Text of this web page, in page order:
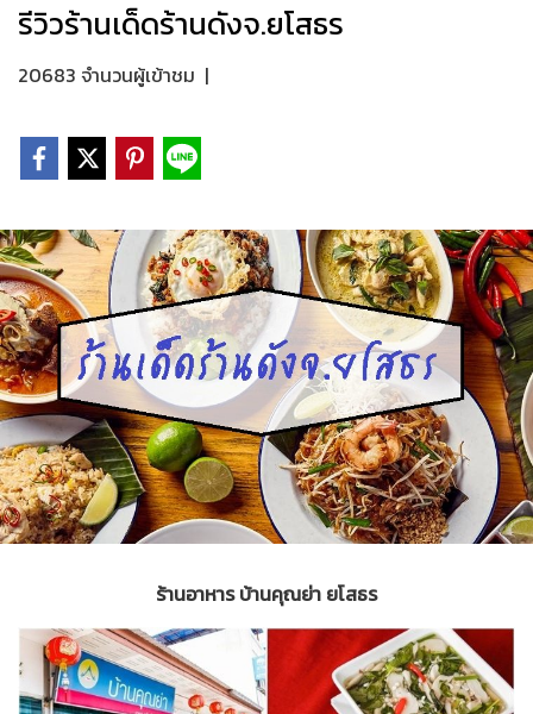
รีวิวร้านเด็ดร้านดังจ.ยโสธร
20683 จำนวนผู้เข้าชม |
ร้านอาหาร บ้านคุณย่า ยโสธร